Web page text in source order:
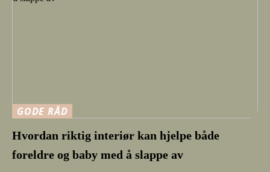
GODE RÅD
Hvordan riktig interiør kan hjelpe både
foreldre og baby med å slappe av